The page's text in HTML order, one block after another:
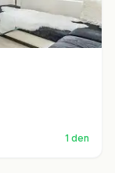
1 den